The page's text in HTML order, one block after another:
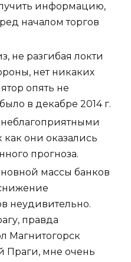
информацию,
началом торгов
не разгибая локти
нет никаких
опять не
в декабре 2014 г.
как они оказались
прогноза.
массы банков
неудивительно.
правда
Магнитогорск
Праги, мне очень